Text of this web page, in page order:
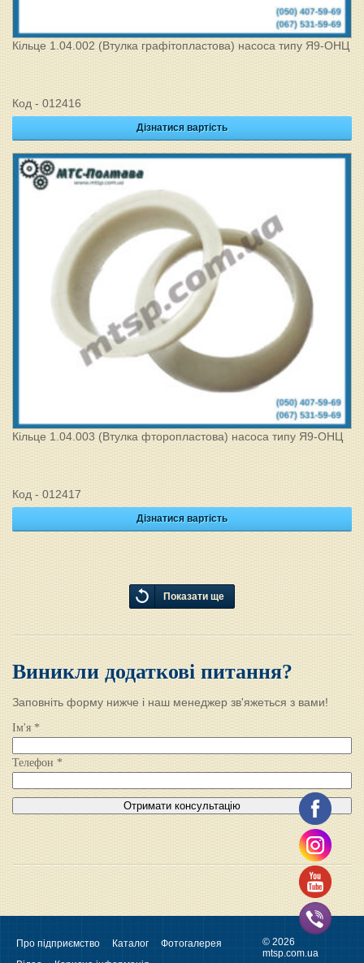
Кільце 1.04.002 (Втулка графітопластова) насоса типу Я9-ОНЦ
Код - 012416
Дізнатися вартість
Кільце 1.04.003 (Втулка фторопластова) насоса типу Я9-ОНЦ
Код - 012417
Дізнатися вартість
Показати ще
Виникли додаткові питання?
Заповніть форму нижче і наш менеджер зв'яжеться з вами!
Ім'я *
Телефон *
Про підприємство Каталог
Фотогалерея
© 2026
mtsp.com.ua